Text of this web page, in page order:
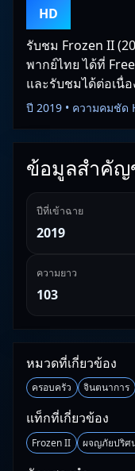
HD
รับชม Frozen II
พากย์ไทย ได้ที่
และรับชมได้ต่อเนื่
ปี 2019 • ความคมชัด
ข้อมูลสำคัญ
ปีที่เข้าฉาย
2019
ความยาว
103
หมวดที่เกี่ยวข้อง
ครอบครัว จินตนาการ
แท็กที่เกี่ยวข้อง
Frozen II ผจญภัยปริศ